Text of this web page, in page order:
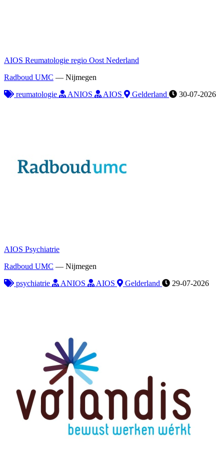
AIOS Reumatologie regio Oost Nederland
Radboud UMC — Nijmegen
reumatologie
ANIOS AIOS Gelderland 30-07-2026
AIOS Psychiatrie
Radboud UMC — Nijmegen
psychiatrie
ANIOS AIOS Gelderland 29-07-2026